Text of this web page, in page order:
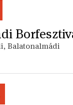
Balatonalmádi